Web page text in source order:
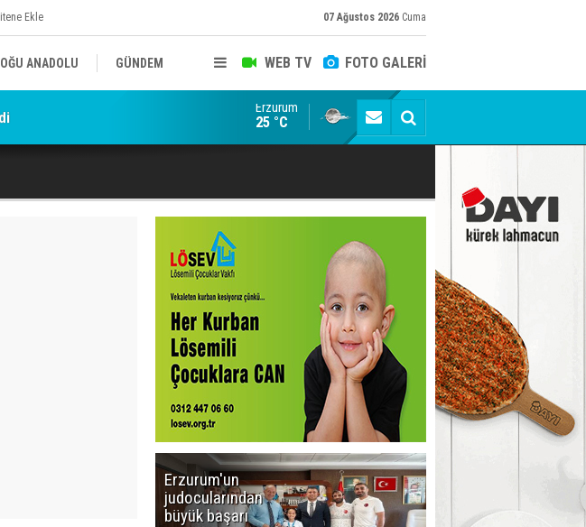
Ekle 07 Ağustos 2026 Cuma
WEB TV FOTO GALERİ
ANADOLU GÜNDEM
SPOR Konuşanlar'a katıldı, söyledikleri başına iş açtı!
Erzurum
25 °C
Erzurum'un
judocularından
büyük başarı